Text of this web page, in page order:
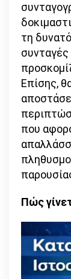
τη
συνταγές
Επίσης,
που
Πώς